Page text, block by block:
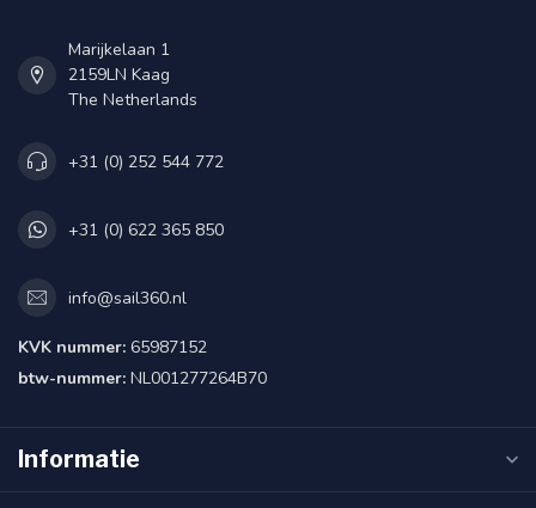
Marijkelaan 1
2159LN Kaag
The Netherlands
+31 (0) 252 544 772
+31 (0) 622 365 850
info@sail360.nl
KVK nummer: 65987152
btw-nummer: NL001277264B70
Informatie